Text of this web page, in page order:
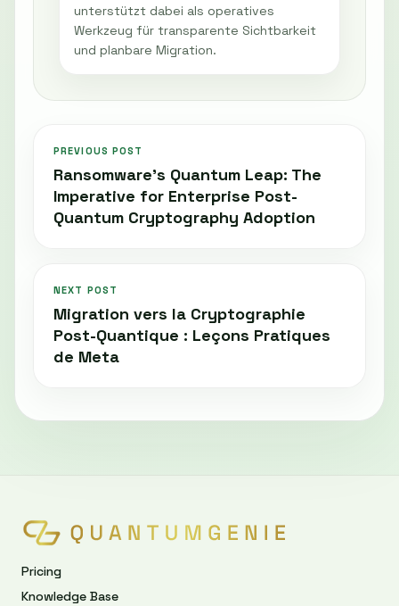
unterstützt dabei als operatives
Werkzeug für transparente Sichtbarkeit
und planbare Migration.
PREVIOUS POST
Ransomware's Quantum Leap: The
Imperative for Enterprise Post-
Quantum Cryptography Adoption
NEXT POST
Migration vers la Cryptographie
Post-Quantique : Leçons Pratiques
de Meta
Pricing
Knowledge Base